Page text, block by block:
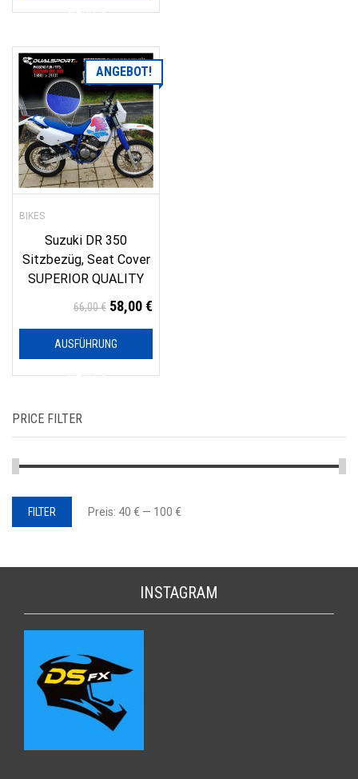
WÄHLEN
ANGEBOT!
BIKES
Suzuki DR 350
Sitzbezüg, Seat Cover
SUPERIOR QUALITY
66,00€ 58,00€
AUSFÜHRUNG
WÄHLEN
PRICE FILTER
Min.
Max.FILTER Preis: 40 € — 100 €
INSTAGRAM